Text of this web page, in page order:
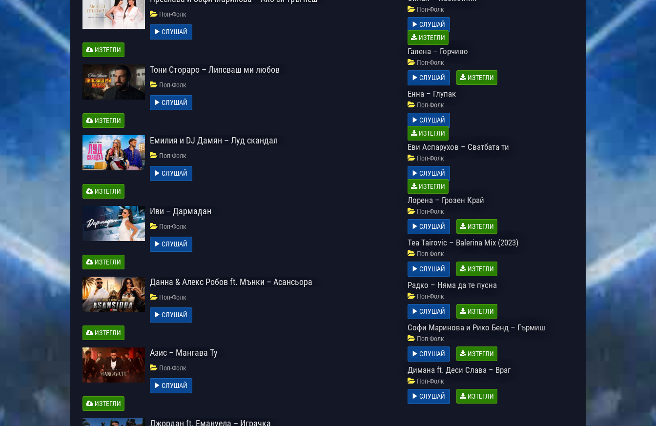
Поп-Фолк
СЛУШАЙ
ИЗТЕГЛИ
Тони Стораро – Липсваш ми любов
Поп-Фолк
СЛУШАЙ
ИЗТЕГЛИ
Емилия и DJ Дамян – Луд скандал
Поп-Фолк
СЛУШАЙ
ИЗТЕГЛИ
Иви – Дармадан
Поп-Фолк
СЛУШАЙ
ИЗТЕГЛИ
Данна & Алекс Робов ft. Мънки – Асансьора
Поп-Фолк
СЛУШАЙ
ИЗТЕГЛИ
Азис – Мангава Ту
Поп-Фолк
СЛУШАЙ
ИЗТЕГЛИ
Джордан ft. Емануела – Играчка
Поп-Фолк
СЛУШАЙ
ИЗТЕГЛИ
Галена – Горчиво
Поп-Фолк
СЛУШАЙ
ИЗТЕГЛИ
Енна – Глупак
Поп-Фолк
СЛУШАЙ
ИЗТЕГЛИ
Еви Аспарухов – Сватбата ти
Поп-Фолк
СЛУШАЙ
ИЗТЕГЛИ
Лорена – Грозен Край
Поп-Фолк
СЛУШАЙ
ИЗТЕГЛИ
Tea Tairovic – Balerina Mix (2023)
Поп-Фолк
СЛУШАЙ
ИЗТЕГЛИ
Радко – Няма да те пусна
Поп-Фолк
СЛУШАЙ
ИЗТЕГЛИ
Софи Маринова и Рико Бенд – Гърмиш
Поп-Фолк
СЛУШАЙ
ИЗТЕГЛИ
Димана ft. Деси Слава – Враг
Поп-Фолк
СЛУШАЙ
ИЗТЕГЛИ